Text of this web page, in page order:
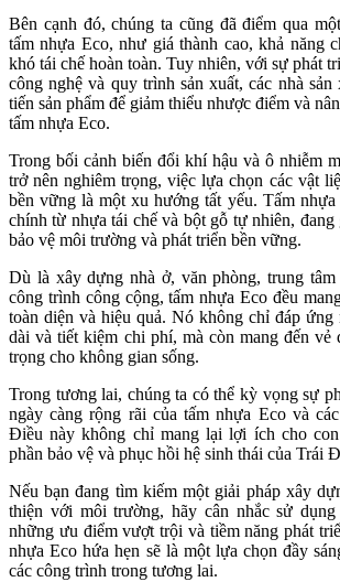
Bên cạnh đó, chúng ta cũng đã điểm qua
tấm nhựa Eco, như giá thành cao, khả năng
khó tái chế hoàn toàn. Tuy nhiên, với sự phát
công nghệ và quy trình sản xuất, các nhà
tiến sản phẩm để giảm thiểu nhược điểm và
tấm nhựa Eco.
Trong bối cảnh biến đổi khí hậu và ô nhiễm
trở nên nghiêm trọng, việc lựa chọn các vật
bền vững là một xu hướng tất yếu. Tấm
chính từ nhựa tái chế và bột gỗ tự nhiên,
bảo vệ môi trường và phát triển bền vững.
Dù là xây dựng nhà ở, văn phòng, trung
công trình công cộng, tấm nhựa Eco đều
toàn diện và hiệu quả. Nó không chỉ đáp ứng
dài và tiết kiệm chi phí, mà còn mang đến vẻ
trọng cho không gian sống.
Trong tương lai, chúng ta có thể kỳ vọng sự
ngày càng rộng rãi của tấm nhựa Eco và
Điều này không chỉ mang lại lợi ích cho
phần bảo vệ và phục hồi hệ sinh thái của Trái
Nếu bạn đang tìm kiếm một giải pháp xây
thiện với môi trường, hãy cân nhắc sử
những ưu điểm vượt trội và tiềm năng phát
nhựa Eco hứa hẹn sẽ là một lựa chọn đầy
các công trình trong tương lai.